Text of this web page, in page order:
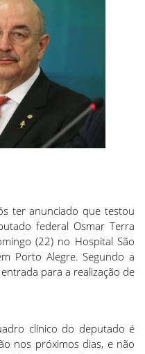
ter anunciado que testou
federal Osmar Terra
(22) no Hospital São
Porto Alegre. Segundo a
para a realização de
clínico do deputado é
nos próximos dias, e não